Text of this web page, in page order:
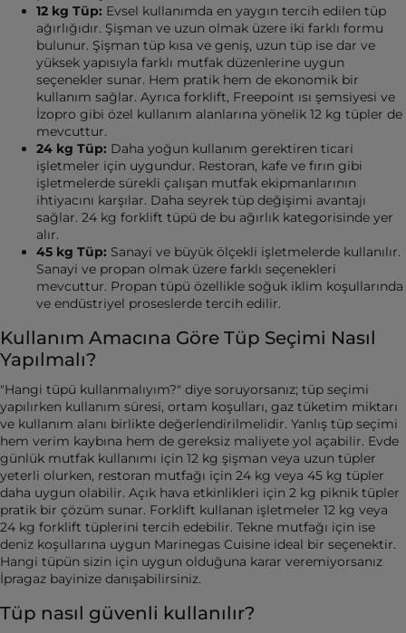
12 kg Tüp: Evsel kullanımda en yaygın tercih edilen tüp
ağırlığıdır. Şişman ve uzun olmak üzere iki farklı formu
bulunur. Şişman tüp kısa ve geniş, uzun tüp ise dar ve
yüksek yapısıyla farklı mutfak düzenlerine uygun
seçenekler sunar. Hem pratik hem de ekonomik bir
kullanım sağlar. Ayrıca forklift, Freepoint ısı şemsiyesi ve
İzopro gibi özel kullanım alanlarına yönelik 12 kg tüpler de
mevcuttur.
24 kg Tüp: Daha yoğun kullanım gerektiren ticari
işletmeler için uygundur. Restoran, kafe ve fırın gibi
işletmelerde sürekli çalışan mutfak ekipmanlarının
ihtiyacını karşılar. Daha seyrek tüp değişimi avantajı
sağlar. 24 kg forklift tüpü de bu ağırlık kategorisinde yer
alır.
45 kg Tüp: Sanayi ve büyük ölçekli işletmelerde kullanılır.
Sanayi ve propan olmak üzere farklı seçenekleri
mevcuttur. Propan tüpü özellikle soğuk iklim koşullarında
ve endüstriyel proseslerde tercih edilir.
Kullanım Amacına Göre Tüp Seçimi Nasıl
Yapılmalı?
"Hangi tüpü kullanmalıyım?" diye soruyorsanız; tüp seçimi
yapılırken kullanım süresi, ortam koşulları, gaz tüketim miktarı
ve kullanım alanı birlikte değerlendirilmelidir. Yanlış tüp seçimi
hem verim kaybına hem de gereksiz maliyete yol açabilir. Evde
günlük mutfak kullanımı için 12 kg şişman veya uzun tüpler
yeterli olurken, restoran mutfağı için 24 kg veya 45 kg tüpler
daha uygun olabilir. Açık hava etkinlikleri için 2 kg piknik tüpler
pratik bir çözüm sunar. Forklift kullanan işletmeler 12 kg veya
24 kg forklift tüplerini tercih edebilir. Tekne mutfağı için ise
deniz koşullarına uygun Marinegas Cuisine ideal bir seçenektir.
Hangi tüpün sizin için uygun olduğuna karar veremiyorsanız
İpragaz bayinize danışabilirsiniz.
Tüp nasıl güvenli kullanılır?